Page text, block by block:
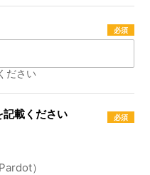
ださい
載ください
）